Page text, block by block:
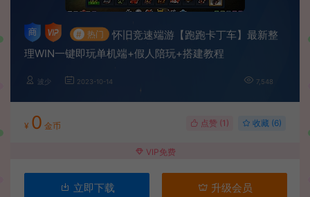
# 热门
怀旧竞速端游【跑跑卡丁车】最新整
理WIN一键即玩单机端+假人陪玩+搭建教程
波少 2023-10-14 7,548
¥ 0 金币 点赞 (1 ) 收藏 (6)
VIP免费
立即下载 升级会员